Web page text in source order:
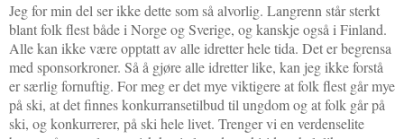
Jeg for min del ser ikke dette som så alvorlig. Langrenn står sterkt
blant folk flest både i Norge og Sverige, og kanskje også i Finland.
Alle kan ikke være opptatt av alle idretter hele tida. Det er begrensa
med sponsorkroner. Så å gjøre alle idretter like, kan jeg ikke forstå
er særlig fornuftig. For meg er det mye viktigere at folk flest går mye
på ski, at det finnes konkurransetilbud til ungdom og at folk går på
ski, og konkurrerer, på ski hele livet. Trenger vi en verdenselite